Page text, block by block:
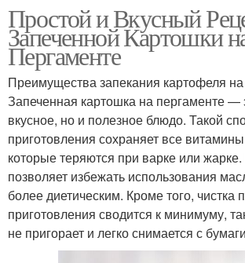
Простой и Вкусный
Запеченной Картошки
Пергаменте
Преимущества запекания картофеля
Запеченная картошка на пергаменте —
вкусное, но и полезное блюдо. Такой
приготовления сохраняет все
которые теряются при варке или
позволяет избежать использования
более диетическим. Кроме того, чистка
приготовления сводится к минимуму,
не пригорает и легко снимается с